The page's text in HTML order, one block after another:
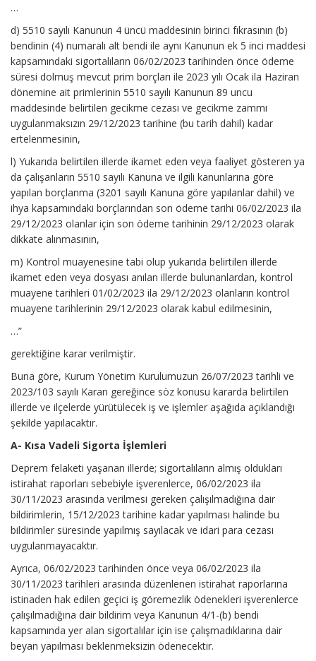
…
d) 5510 sayılı Kanunun 4 üncü maddesinin birinci fıkrasının (b)
bendinin (4) numaralı alt bendi ile aynı Kanunun ek 5 inci maddesi
kapsamındaki sigortalıların 06/02/2023 tarihinden önce ödeme
süresi dolmuş mevcut prim borçları ile 2023 yılı Ocak ila Haziran
dönemine ait primlerinin 5510 sayılı Kanunun 89 uncu
maddesinde belirtilen gecikme cezası ve gecikme zammı
uygulanmaksızın 29/12/2023 tarihine (bu tarih dahil) kadar
ertelenmesinin,
l) Yukarıda belirtilen illerde ikamet eden veya faaliyet gösteren ya
da çalışanların 5510 sayılı Kanuna ve ilgili kanunlarına göre
yapılan borçlanma (3201 sayılı Kanuna göre yapılanlar dahil) ve
ihya kapsamındaki borçlarından son ödeme tarihi 06/02/2023 ila
29/12/2023 olanlar için son ödeme tarihinin 29/12/2023 olarak
dikkate alınmasının,
m) Kontrol muayenesine tabi olup yukarıda belirtilen illerde
ikamet eden veya dosyası anılan illerde bulunanlardan, kontrol
muayene tarihleri 01/02/2023 ila 29/12/2023 olanların kontrol
muayene tarihlerinin 29/12/2023 olarak kabul edilmesinin,
…”
gerektiğine karar verilmiştir.
Buna göre, Kurum Yönetim Kurulumuzun 26/07/2023 tarihli ve
2023/103 sayılı Kararı gereğince söz konusu kararda belirtilen
illerde ve ilçelerde yürütülecek iş ve işlemler aşağıda açıklandığı
şekilde yapılacaktır.
A- Kısa Vadeli Sigorta İşlemleri
Deprem felaketi yaşanan illerde; sigortalıların almış oldukları
istirahat raporları sebebiyle işverenlerce, 06/02/2023 ila
30/11/2023 arasında verilmesi gereken çalışılmadığına dair
bildirimlerin, 15/12/2023 tarihine kadar yapılması halinde bu
bildirimler süresinde yapılmış sayılacak ve idari para cezası
uygulanmayacaktır.
Ayrıca, 06/02/2023 tarihinden önce veya 06/02/2023 ila
30/11/2023 tarihleri arasında düzenlenen istirahat raporlarına
istinaden hak edilen geçici iş göremezlik ödenekleri işverenlerce
çalışılmadığına dair bildirim veya Kanunun 4/1-(b) bendi
kapsamında yer alan sigortalılar için ise çalışmadıklarına dair
beyan yapılması beklenmeksizin ödenecektir.